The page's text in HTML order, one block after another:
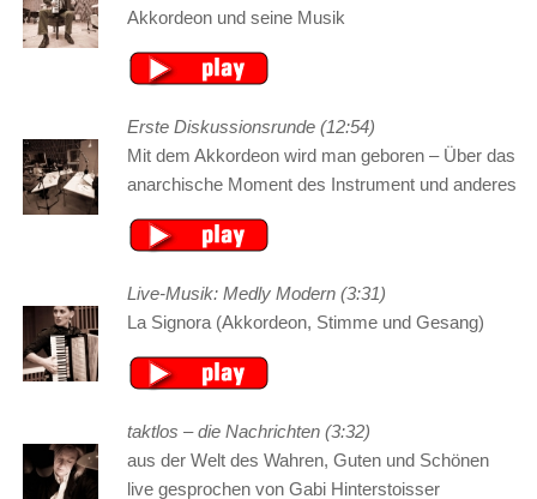
Akkordeon und seine Musik
Erste Diskussionsrunde (12:54)
Mit dem Akkordeon wird man geboren – Über das
anarchische Moment des Instrument und anderes
Live-Musik: Medly Modern (3:31)
La Signora (Akkordeon, Stimme und Gesang)
taktlos – die Nachrichten (3:32)
aus der Welt des Wahren, Guten und Schönen
live gesprochen von Gabi Hinterstoisser